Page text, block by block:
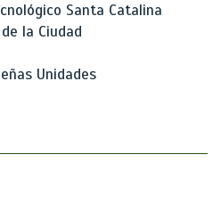
Santa Catalina
la Ciudad
Unidades